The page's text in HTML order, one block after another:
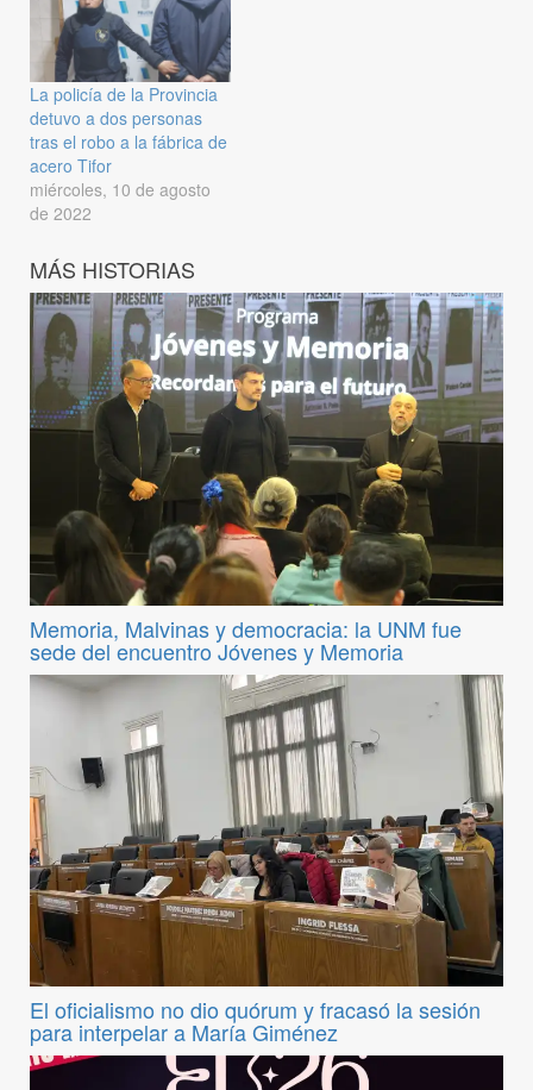
La policía de la Provincia
detuvo a dos personas
tras el robo a la fábrica de
acero Tifor
miércoles, 10 de agosto
de 2022
MÁS HISTORIAS
Memoria, Malvinas y democracia: la UNM fue
sede del encuentro Jóvenes y Memoria
El oficialismo no dio quórum y fracasó la sesión
para interpelar a María Giménez